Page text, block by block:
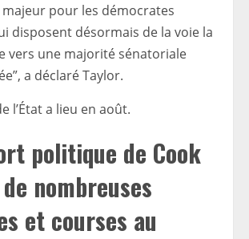
pour les démocrates
disposent désormais de la voie la
vers une majorité sénatoriale
a déclaré Taylor.
l’État a lieu en août.
politique de Cook
nombreuses
et courses au